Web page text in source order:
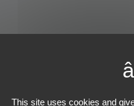
This site uses cookies and